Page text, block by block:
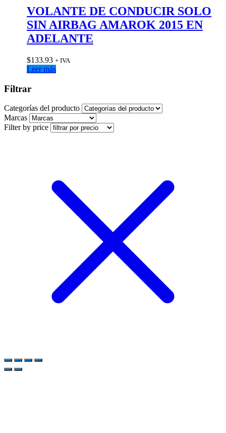
VOLANTE DE CONDUCIR SOLO
SIN AIRBAG AMAROK 2015 EN
ADELANTE
$133.93 + IVA
Leer más
Filtrar
Categorías del producto
Marcas
Filter by price